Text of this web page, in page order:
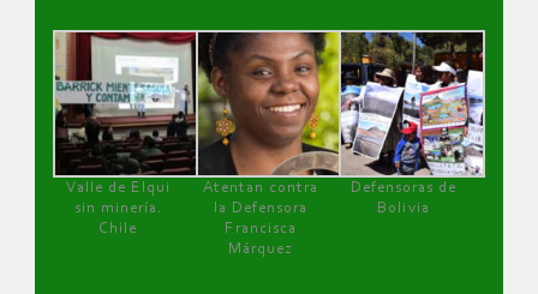
Valle de Elqui
sin minería.
Chile
Atentan contra
la Defensora
Francisca
Márquez
Defensoras de
Bolivia